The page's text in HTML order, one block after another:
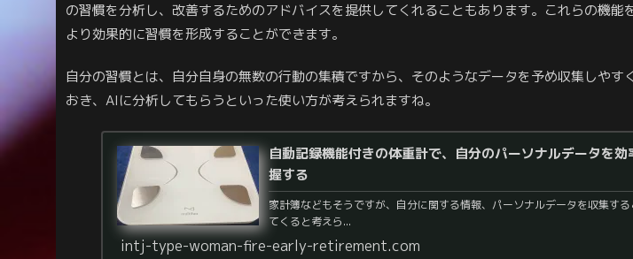
の習慣を分析し、改善するためのアドバイスを提供してくれることもあります。これらの機能
より効果的に習慣を形成することができます。
自分の習慣とは、自分自身の無数の行動の集積ですから、そのようなデータを予め収集しやす
おき、AIに分析してもらうといった使い方が考えられますね。
自動記録機能付きの体重計で、自分のパーソナルデータを
握する
家計簿などもそうですが、自分に関する情報、パーソナルデータを収集す
てくると考えら...
intj-type-woman-fire-early-retirement.com